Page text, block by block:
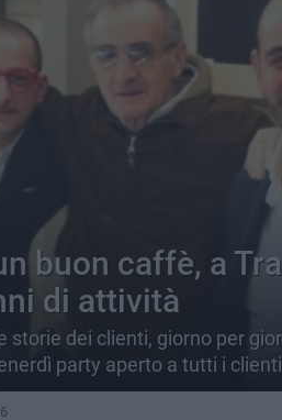
buon caffè, a
di attività
dei clienti, giorno per
party aperto a tutti i clienti